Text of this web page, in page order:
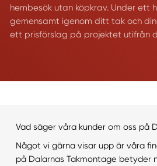
hembesök utan köpkrav. Under ett
gemensamt igenom ditt tak och
ett prisförslag på projektet utifrån
Vad säger våra kunder om oss på
Något vi gärna visar upp är våra
på Dalarnas Takmontage betyder